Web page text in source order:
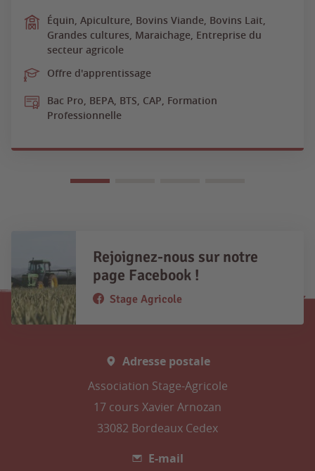
Équin, Apiculture, Bovins Viande, Bovins Lait,
Grandes cultures, Maraichage, Entreprise du
secteur agricole
Offre d'apprentissage
Bac Pro, BEPA, BTS, CAP, Formation
Professionnelle
Rejoignez-nous sur notre
page Facebook !
Stage Agricole
Adresse postale
Association Stage-Agricole
17 cours Xavier Arnozan
33082 Bordeaux Cedex
E-mail